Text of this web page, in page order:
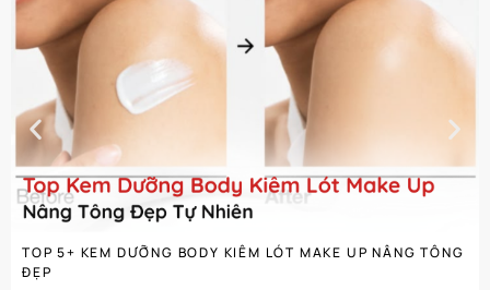
TOP 5+ KEM DƯỠNG BODY KIÊM LÓT MAKE UP NÂNG TÔNG
ĐẸP